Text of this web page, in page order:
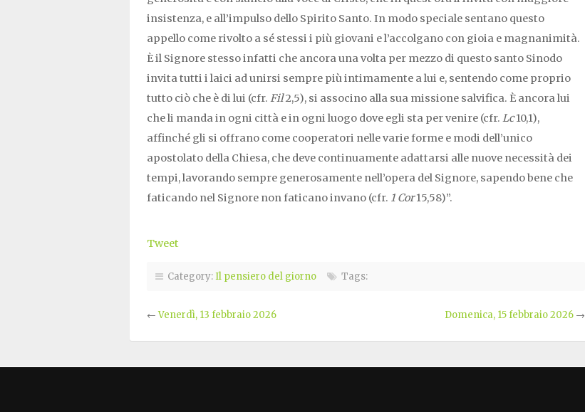
insistenza, e all’impulso dello Spirito Santo. In modo speciale sentano questo
appello come rivolto a sé stessi i più giovani e l’accolgano con gioia e magnanimità.
È il Signore stesso infatti che ancora una volta per mezzo di questo santo Sinodo
invita tutti i laici ad unirsi sempre più intimamente a lui e, sentendo come proprio
tutto ciò che è di lui (cfr. Fil2,5), si associno alla sua missione salvifica. È ancora lui
che li manda in ogni città e in ogni luogo dove egli sta per venire (cfr. Lc10,1),
affinché gli si offrano come cooperatori nelle varie forme e modi dell’unico
apostolato della Chiesa, che deve continuamente adattarsi alle nuove necessità dei
tempi, lavorando sempre generosamente nell’opera del Signore, sapendo bene che
faticando nel Signore non faticano invano (cfr. 1 Cor15,58)”.
Tweet
Category:Il pensiero del giorno Tags:
←Venerdì, 13 febbraio 2026 Domenica, 15 febbraio 2026→